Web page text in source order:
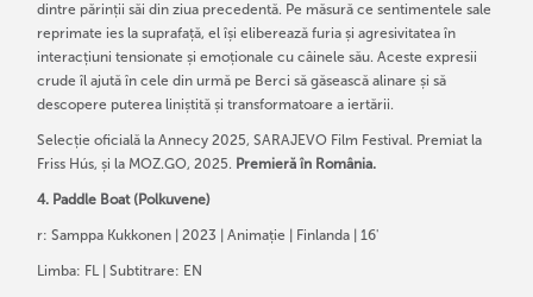
dintre părinții săi din ziua precedentă. Pe măsură ce sentimentele sale
reprimate ies la suprafață, el își eliberează furia și agresivitatea în
interacțiuni tensionate și emoționale cu câinele său. Aceste expresii
crude îl ajută în cele din urmă pe Berci să găsească alinare și să
descopere puterea liniștită și transformatoare a iertării.
Selecție oficială la Annecy 2025, SARAJEVO Film Festival. Premiat la
Friss Hús, și la MOZ.GO, 2025. Premieră în România.
4. Paddle Boat (Polkuvene)
r: Samppa Kukkonen | 2023 | Animație | Finlanda | 16'
Limba: FL | Subtitrare: EN